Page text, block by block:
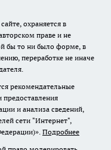
охраняется в
праве и не
бы то ни было форме, в
переработке не иначе
рекомендательные
и анализа сведений,
сети "Интернет",
Подробнее